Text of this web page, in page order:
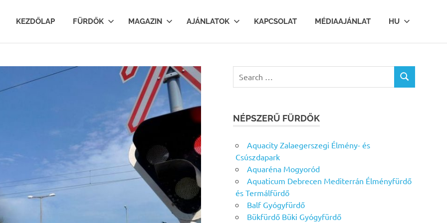
KEZDŐLAP FÜRDŐK MAGAZIN AJÁNLATOK KAPCSOLAT MÉDIAAJÁNLAT HU
for:
SEARCH
NÉPSZERŰ FÜRDŐK
Aquacity Zalaegerszegi Élmény- és
Csúszdapark
Aquaréna Mogyoród
Aquaticum Debrecen Mediterrán Élményfürdő
és Termálfürdő
Balf Gyógyfürdő
Bükfürdő Büki Gyógyfürdő